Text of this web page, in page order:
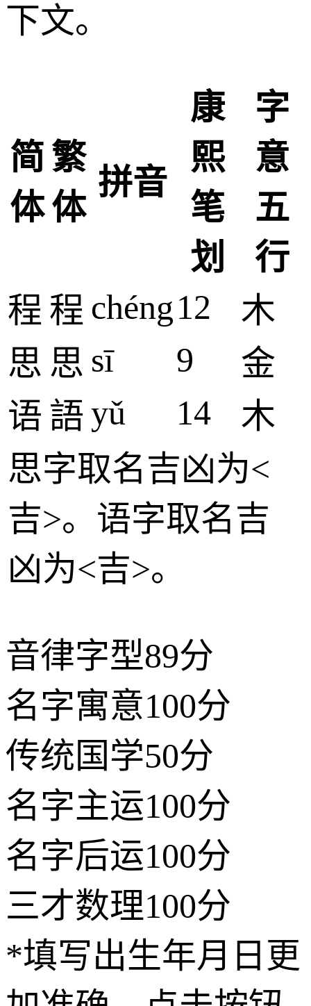
下文。
简
体
繁
体
拼音
康
熙
笔
划
字
意
五
行
程 程 chéng12
木
思 思 sī 9
金
语 語 yǔ 14
木
思字取名吉凶为<
吉>。 语字取名吉
凶为<吉>。
音律字型89分
名字寓意100分
传统国学50分
名字主运100分
名字后运100分
三才数理100分
*填写出生年月日更